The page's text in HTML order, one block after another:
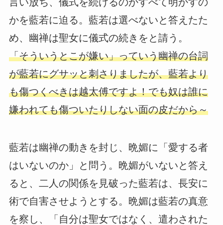
かを藍若に迫る。藍若は選べないと答えたた
め、幽禅は聖女に儀式の続きをと請う。
「そういうとこが嫌い」っていう幽禅の台詞
が藍若にグサッと刺さりましたが、藍若より
も傷つくべきは越太傅ですよ！でも奴は誰に
嫌われても傷ついたりしない面の皮だから～
藍若は幽禅の動きを封じ、晩媚に「愛する者
はいないのか」と問う。晩媚がいないと答え
ると、二人の関係を見破った藍若は、長安に
術で自害させようとする。晩媚は藍若の真意
を察し、「自分は聖女ではなく、遣わされた